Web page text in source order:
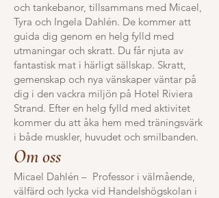
och tankebanor, tillsammans med Micael,
Tyra och Ingela Dahlén. De kommer att
guida dig genom en helg fylld med
utmaningar och skratt. Du får njuta av
fantastisk mat i härligt sällskap. Skratt,
gemenskap och nya vänskaper väntar på
dig i den vackra miljön på Hotel Riviera
Strand. Efter en helg fylld med aktivitet
kommer du att åka hem med träningsvärk
i både muskler, huvudet och smilbanden.
Om oss
Micael Dahlén – Professor i välmående,
välfärd och lycka vid Handelshögskolan i